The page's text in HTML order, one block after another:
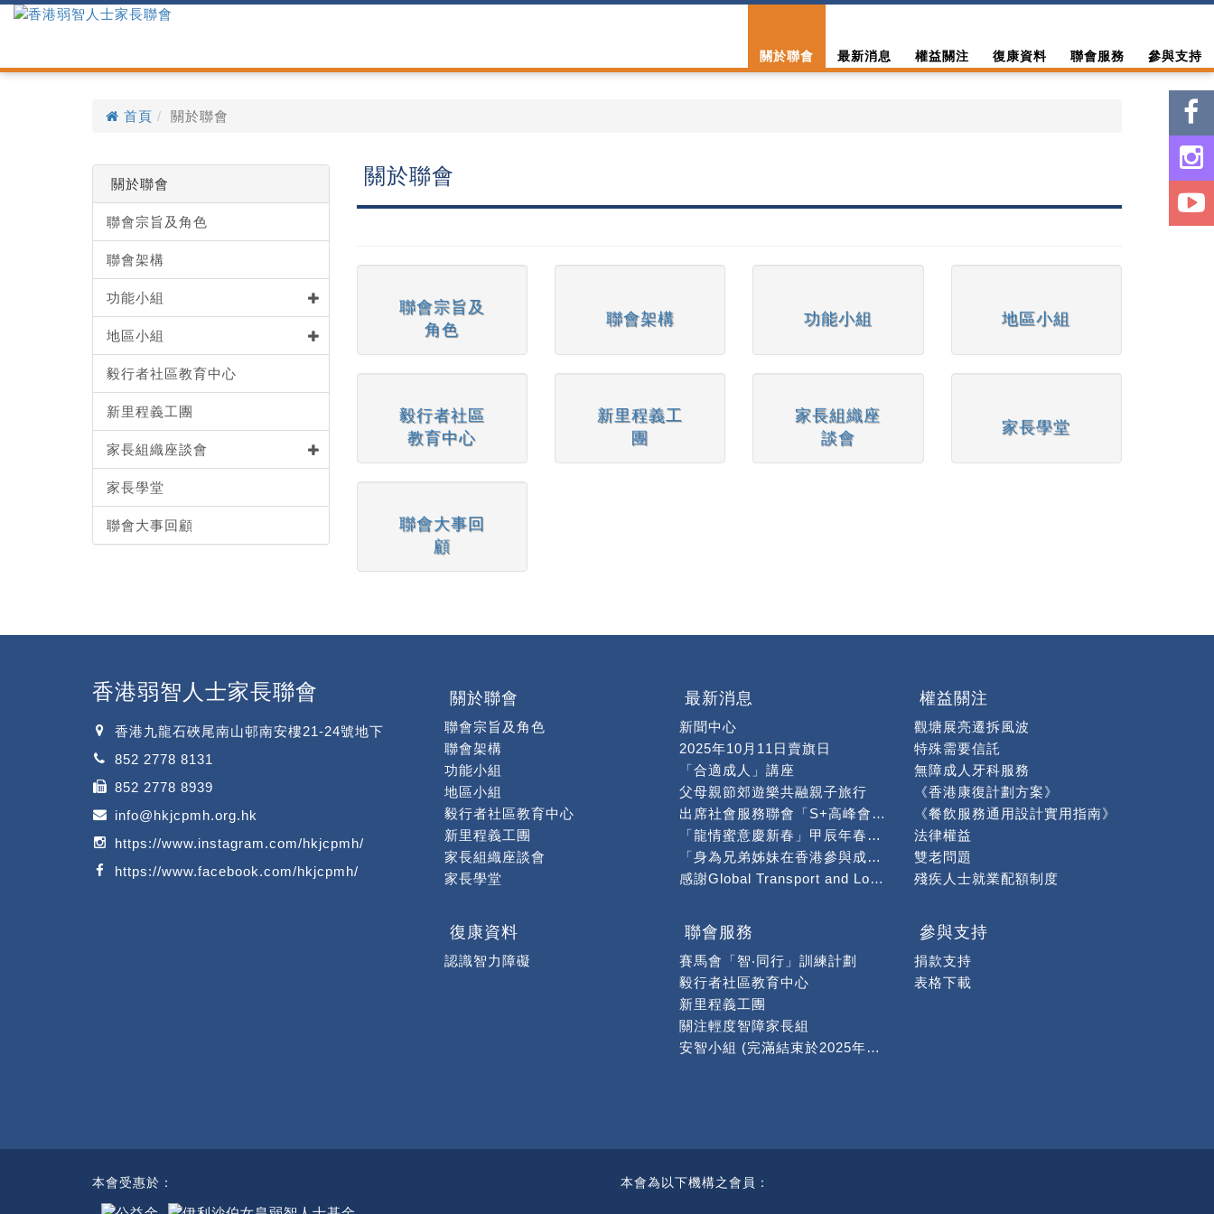
關於聯會 最新消息 權益關注 復康資料 聯會服務 參與支持
首頁 關於聯會
關於聯會
聯會宗旨及角色
聯會架構
功能小組
地區小組
毅行者社區教育中心
新里程義工團
家長組織座談會
家長學堂
聯會大事回顧
關於聯會
聯會宗旨及
角色
聯會架構 功能小組 地區小組
毅行者社區
教育中心
新里程義工
團
家長組織座
談會
家長學堂
聯會大事回
顧
香港弱智人士家長聯會
香港九龍石硤尾南山邨南安樓21-24號地下
852 2778 8131
852 2778 8939
info@hkjcpmh.org.hk
https://www.instagram.com/hkjcpmh/
https://www.facebook.com/hkjcpmh/
關於聯會
聯會宗旨及角色
聯會架構
功能小組
地區小組
毅行者社區教育中心
新里程義工團
家長組織座談會
家長學堂
最新消息
新聞中心
2025年10月11日賣旗日
「合適成人」講座
父母親節郊遊樂共融親子旅行
出席社會服務聯會「S+高峰會暨博覽」作分享
「龍情蜜意慶新春」甲辰年春茗午宴順利舉行
「身為兄弟姊妹在香港參與成年智障手足照顧」問卷調查
感謝Global Transport and Logistics籌款捐贈予本會
福慧國際慈善基金彩繪熊貓活動
「龍年揮春」慈善購買活動
「高智爾球獅友初體驗」
龍年揮春義賣 滿載濃情厚意
「悅來義賣」順利舉行
熱烈慶賀鄭玉珍女士榮獲2023年行政長官服務獎狀
權益關注
觀塘展亮遷拆風波
特殊需要信託
無障成人牙科服務
《香港康復計劃方案》
《餐飲服務通用設計實用指南》
法律權益
雙老問題
殘疾人士就業配額制度
復康資料
認識智力障礙
聯會服務
賽馬會「智‧同行」訓練計劃
毅行者社區教育中心
新里程義工團
關注輕度智障家長組
安智小組 (完滿結束於2025年1月4日)
參與支持
捐款支持
表格下載
本會受惠於： 本會為以下機構之會員：